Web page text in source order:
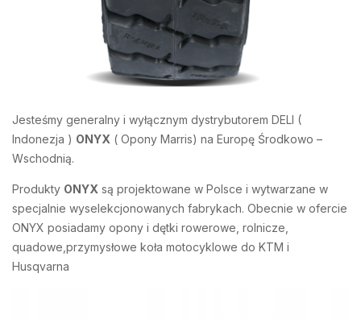
Jesteśmy generalny i wyłącznym dystrybutorem DELI (
Indonezja ) ONYX ( Opony Marris) na Europę Środkowo –
Wschodnią.
Produkty ONYX są projektowane w Polsce i wytwarzane w
specjalnie wyselekcjonowanych fabrykach. Obecnie w ofercie
ONYX posiadamy opony i dętki rowerowe, rolnicze,
quadowe,przymysłowe koła motocyklowe do KTM i
Husqvarna